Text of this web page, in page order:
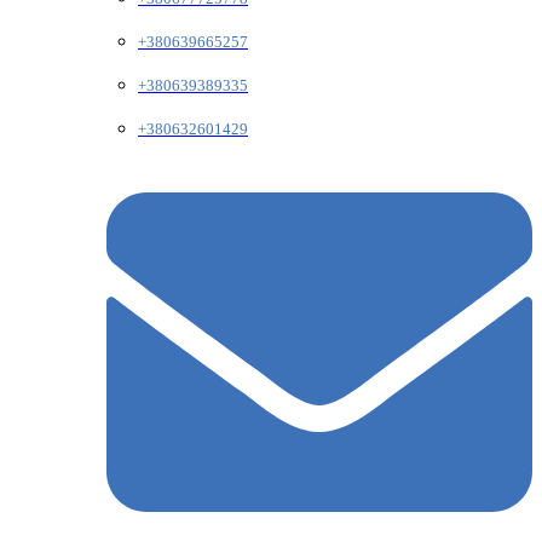
+380639665257
+380639389335
+380632601429